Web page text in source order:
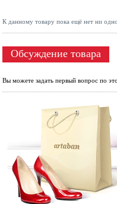
К данному товару пока ещё нет ни
Обсуждение товара
Вы можете задать первый вопрос по